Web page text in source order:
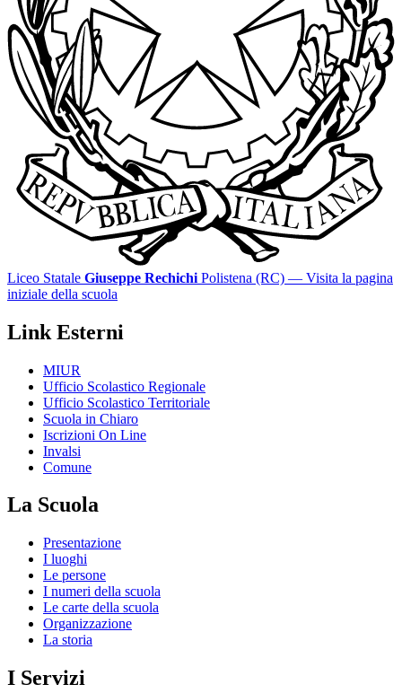
Liceo Statale Giuseppe Rechichi Polistena (RC) — Visita la pagina
iniziale della scuola
Link Esterni
MIUR
Ufficio Scolastico Regionale
Ufficio Scolastico Territoriale
Scuola in Chiaro
Iscrizioni On Line
Invalsi
Comune
La Scuola
Presentazione
I luoghi
Le persone
I numeri della scuola
Le carte della scuola
Organizzazione
La storia
I Servizi